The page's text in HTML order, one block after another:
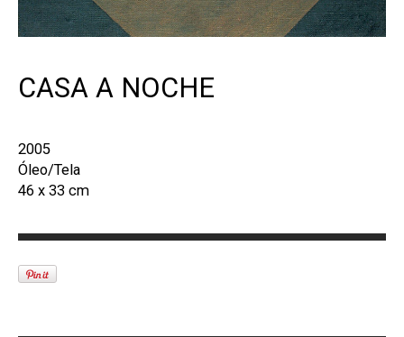
CASA A NOCHE
2005
Óleo/Tela
46 x 33 cm